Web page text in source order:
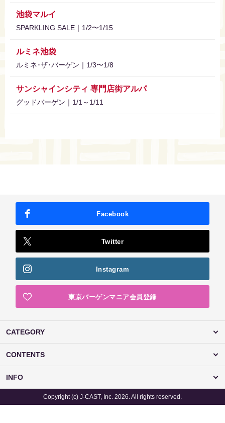
池袋マルイ
SPARKLING SALE｜1/2〜1/15
ルミネ池袋
ルミネ･ザ･バーゲン｜1/3〜1/8
サンシャインシティ 専門店街アルパ
グッドバーゲン｜1/1～1/11
Facebook
Twitter
Instagram
東京バーゲンマニア会員登録
CATEGORY
CONTENTS
INFO
Copyright (c) J-CAST, Inc. 2026. All rights reserved.